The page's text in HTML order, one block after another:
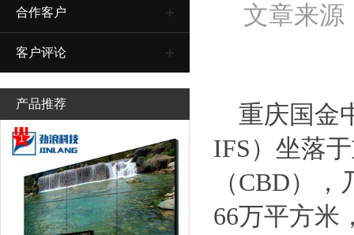
合作客户
客户评论
产品推荐
1
文章来源
重庆国金
IFS）坐落
（CBD）
66万平方米